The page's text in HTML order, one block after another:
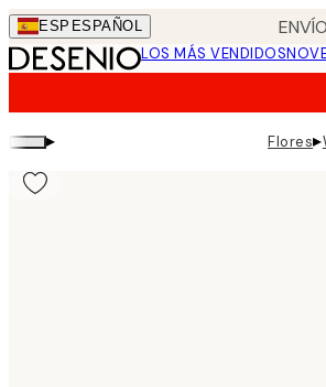
Skip
to
main
ESP ESPAÑOL
LOS MÁS VENDIDOS
▸ Flores▸